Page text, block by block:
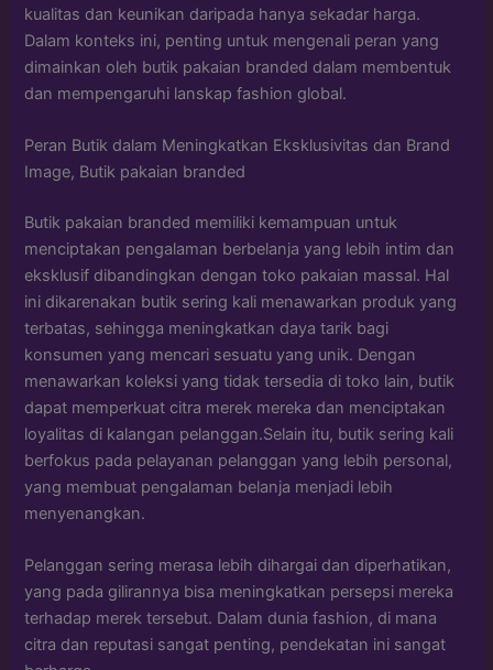
kualitas dan keunikan daripada hanya sekadar harga.
Dalam konteks ini, penting untuk mengenali peran yang
dimainkan oleh butik pakaian branded dalam membentuk
dan mempengaruhi lanskap fashion global.
Peran Butik dalam Meningkatkan Eksklusivitas dan Brand
Image, Butik pakaian branded
Butik pakaian branded memiliki kemampuan untuk
menciptakan pengalaman berbelanja yang lebih intim dan
eksklusif dibandingkan dengan toko pakaian massal. Hal
ini dikarenakan butik sering kali menawarkan produk yang
terbatas, sehingga meningkatkan daya tarik bagi
konsumen yang mencari sesuatu yang unik. Dengan
menawarkan koleksi yang tidak tersedia di toko lain, butik
dapat memperkuat citra merek mereka dan menciptakan
loyalitas di kalangan pelanggan.Selain itu, butik sering kali
berfokus pada pelayanan pelanggan yang lebih personal,
yang membuat pengalaman belanja menjadi lebih
menyenangkan.
Pelanggan sering merasa lebih dihargai dan diperhatikan,
yang pada gilirannya bisa meningkatkan persepsi mereka
terhadap merek tersebut. Dalam dunia fashion, di mana
citra dan reputasi sangat penting, pendekatan ini sangat